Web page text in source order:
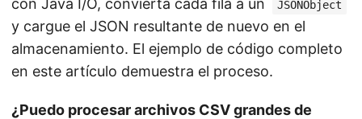
con Java I/O, convierta cada fila a un
JSONObject
y cargue el JSON resultante de nuevo en el
almacenamiento. El ejemplo de código completo
en este artículo demuestra el proceso.
¿Puedo procesar archivos CSV grandes de